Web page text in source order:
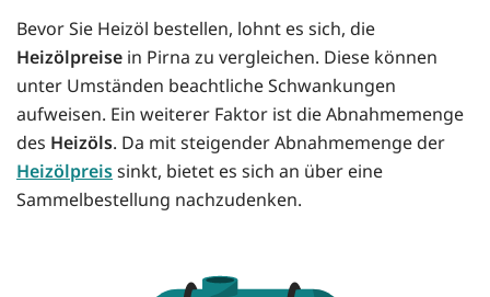
Bevor Sie Heizöl bestellen, lohnt es sich, die
Heizölpreise in Pirna zu vergleichen. Diese können
unter Umständen beachtliche Schwankungen
aufweisen. Ein weiterer Faktor ist die Abnahmemenge
des Heizöls. Da mit steigender Abnahmemenge der
Heizölpreissinkt, bietet es sich an über eine
Sammelbestellung nachzudenken.